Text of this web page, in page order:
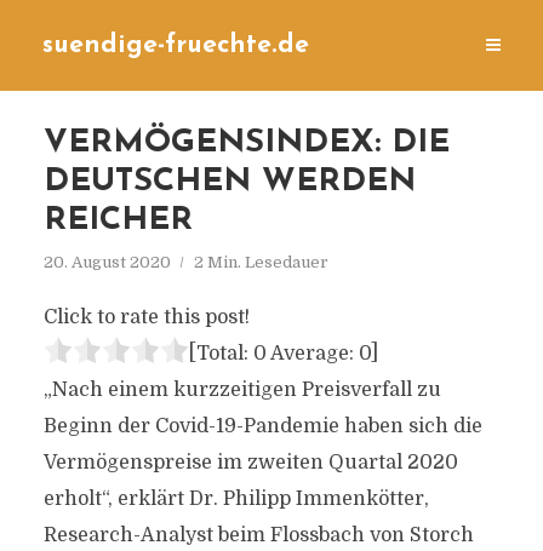
suendige-fruechte.de
VERMÖGENSINDEX: DIE
DEUTSCHEN WERDEN
REICHER
20. August 2020 2 Min. Lesedauer
Click to rate this post!
[Total: 0 Average: 0]
„Nach einem kurzzeitigen Preisverfall zu
Beginn der Covid-19-Pandemie haben sich die
Vermögenspreise im zweiten Quartal 2020
erholt“, erklärt Dr. Philipp Immenkötter,
Research-Analyst beim Flossbach von Storch